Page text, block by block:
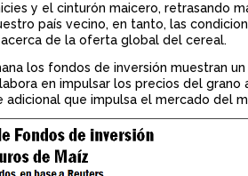
y el cinturón maicero, retrasando
país vecino, en tanto, las
de la oferta global del cereal.
los fondos de inversión muestran
en impulsar los precios del grano
que impulsa el mercado del